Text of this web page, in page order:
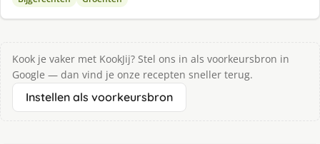
Kook je vaker met KookJij? Stel ons in als voorkeursbron in
Google — dan vind je onze recepten sneller terug.
Instellen als voorkeursbron